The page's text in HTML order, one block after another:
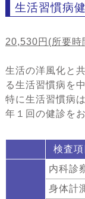
生活習慣病
20,530円(所要時
生活の洋風化と
る生活習慣病を
特に生活習慣病
年１回の健診を
検査項
内科診
身体計